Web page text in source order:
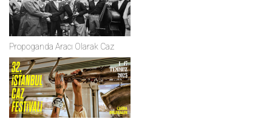
Propoganda Aracı Olarak Caz